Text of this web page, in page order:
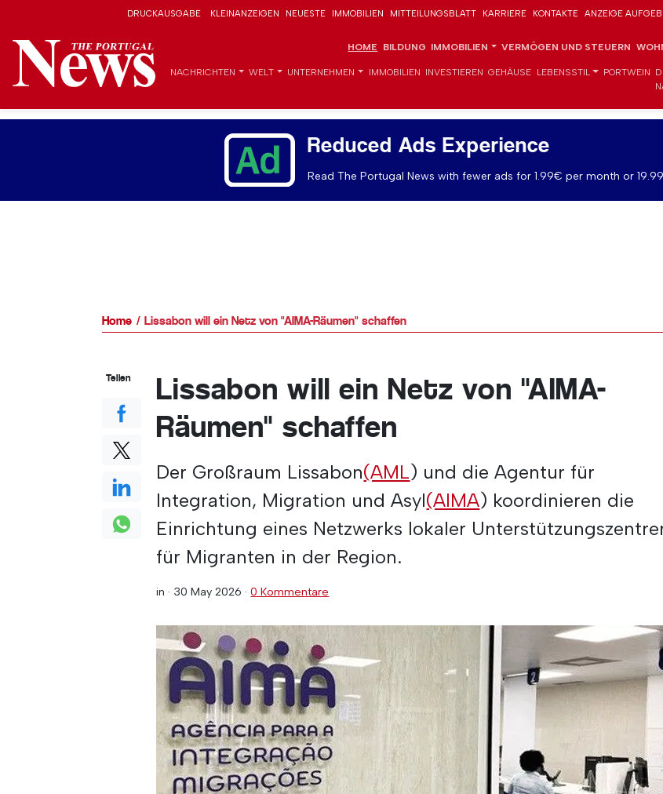
DRUCKAUSGABE KLEINANZEIGEN NEUESTE IMMOBILIEN MITTEILUNGSBLATT KARRIERE KONTAKTE ANZEIGE
HOME BILDUNG IMMOBILIEN VERMÖGEN UND STEUERN
NACHRICHTEN WELT UNTERNEHMEN IMMOBILIEN INVESTIEREN GEHÄUSE LEBENSSTIL PORTWEIN
Reduced Ads Experience
Read The Portugal News with fewer ads for 1.99€ per month or
Home Lissabon will ein Netz von "AIMA-Räumen" schaffen
Lissabon will ein Netz von "AIMA-
Räumen" schaffen
Der Großraum Lissabon(AML) und die Agentur für
Integration, Migration und Asyl(AIMA) koordinieren die
Einrichtung eines Netzwerks lokaler
für Migranten in der Region.
in · 30 May 2026 ·0 Kommentare
Teilen